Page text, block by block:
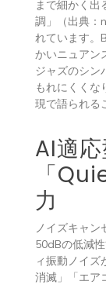
まで細かく出
調」（出典：
れています。
かいニュアン
ジャズのシン
もれにくくな
現で語られる
AI適
「
力
ノイズキャ
50dBの低減
ィ振動ノイズ
消滅」「エア